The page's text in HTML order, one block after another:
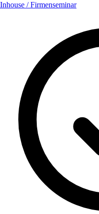
Inhouse / Firmenseminar